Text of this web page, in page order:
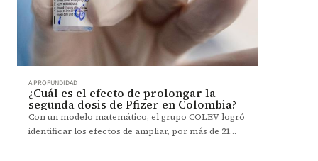
A PROFUNDIDAD
¿Cuál es el efecto de prolongar la
segunda dosis de Pfizer en Colombia?
Con un modelo matemático, el grupo COLEV logró
identificar los efectos de ampliar, por más de 21